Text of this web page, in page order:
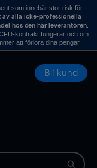
som innebär stor risk för
av alla icke-professionella
hos den här leverantören.
kontrakt fungerar och om
att förlora dina pengar.
Bli kund